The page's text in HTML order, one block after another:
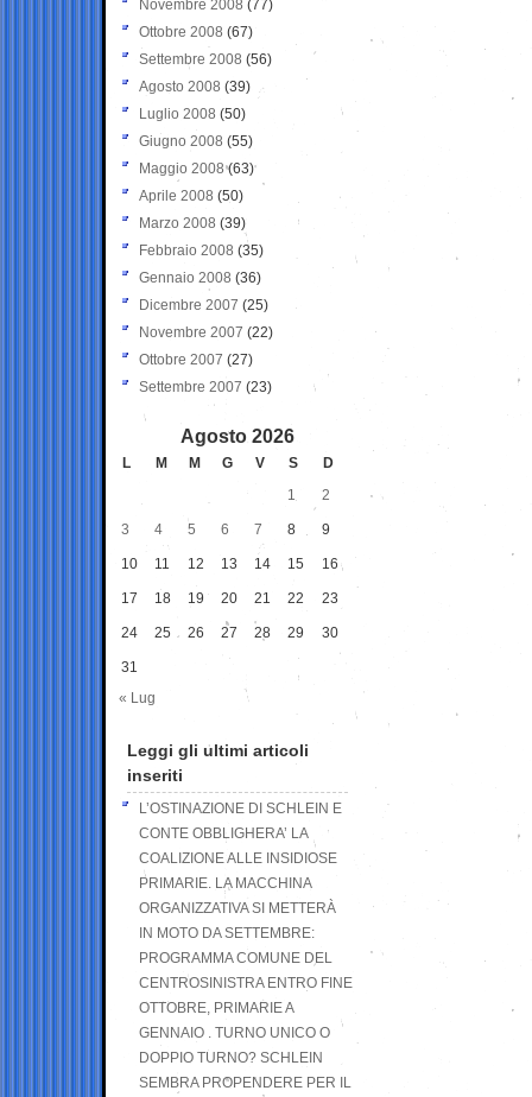
Novembre 2008 (77)
Ottobre 2008 (67)
Settembre 2008 (56)
Agosto 2008 (39)
Luglio 2008 (50)
Giugno 2008 (55)
Maggio 2008(63)
Aprile 2008 (50)
Marzo 2008 (39)
Febbraio 2008 (35)
Gennaio 2008 (36)
Dicembre 2007 (25)
Novembre 2007 (22)
Ottobre 2007 (27)
Settembre 2007 (23)
Agosto 2026
L M M G V S
D
1
2
3 4 5 6 7 8 9
10 11 12 13 14 15 16
17 18 19 20 21 22 23
24 25 26 27 28 29 30
31
« Lug
Leggi gli ultimi articoli
inseriti
L’OSTINAZIONE DI SCHLEIN E
CONTE OBBLIGHERA’ LA
COALIZIONE ALLE INSIDIOSE
PRIMARIE. LA MACCHINA
ORGANIZZATIVA SI METTERÀ
IN MOTO DA SETTEMBRE:
PROGRAMMA COMUNE DEL
CENTROSINISTRA ENTRO FINE
OTTOBRE, PRIMARIE A
GENNAIO . TURNO UNICO O
DOPPIO TURNO? SCHLEIN
SEMBRA PROPENDERE PER IL